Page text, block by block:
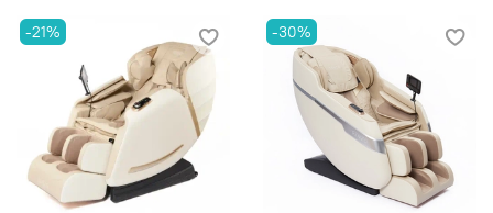
-21% -30%